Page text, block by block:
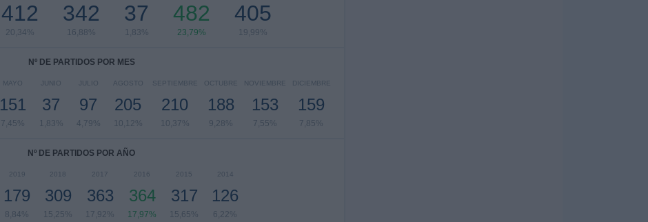
412
20,34%
342
16,88%
37
1,83%
482
23,79%
405
19,99%
Nº DE PARTIDOS POR MES
MAYO
151
7,45%
JUNIO
37
1,83%
JULIO
97
4,79%
AGOSTO
205
10,12%
SEPTIEMBRE
210
10,37%
OCTUBRE
188
9,28%
NOVIEMBRE
153
7,55%
DICIEMBRE
159
7,85%
Nº DE PARTIDOS POR AÑO
2019
179
8,84%
2018
309
15,25%
2017
363
17,92%
2016
364
17,97%
2015
317
15,65%
2014
126
6,22%